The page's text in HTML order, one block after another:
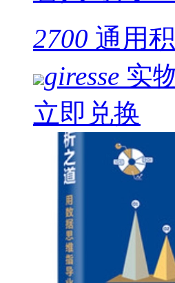
2700 通用
giresse 实
立即兑换